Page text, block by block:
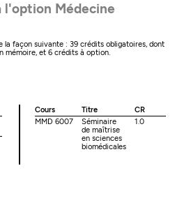
l'option Médecine
la façon suivante : 39 crédits obligatoires, dont
mémoire, et 6 crédits à option.
Cours Titre
CR
MMD 6007
Séminaire
de maîtrise
en sciences
biomédicales
1.0